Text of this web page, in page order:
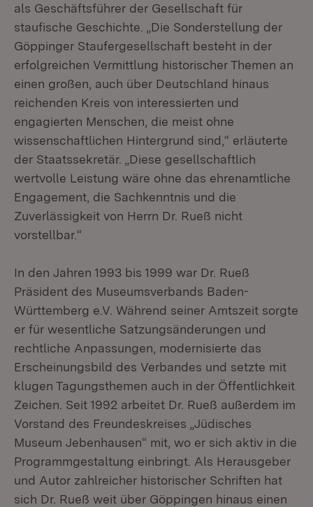
als Geschäftsführer der Gesellschaft für
staufische Geschichte. „Die Sonderstellung der
Göppinger Staufergesellschaft besteht in der
erfolgreichen Vermittlung historischer Themen an
einen großen, auch über Deutschland hinaus
reichenden Kreis von interessierten und
engagierten Menschen, die meist ohne
wissenschaftlichen Hintergrund sind,“ erläuterte
der Staatssekretär. „Diese gesellschaftlich
wertvolle Leistung wäre ohne das ehrenamtliche
Engagement, die Sachkenntnis und die
Zuverlässigkeit von Herrn Dr. Rueß nicht
vorstellbar.“
In den Jahren 1993 bis 1999 war Dr. Rueß
Präsident des Museumsverbands Baden-
Württemberg e.V. Während seiner Amtszeit sorgte
er für wesentliche Satzungsänderungen und
rechtliche Anpassungen, modernisierte das
Erscheinungsbild des Verbandes und setzte mit
klugen Tagungsthemen auch in der Öffentlichkeit
Zeichen. Seit 1992 arbeitet Dr. Rueß außerdem im
Vorstand des Freundeskreises „Jüdisches
Museum Jebenhausen“ mit, wo er sich aktiv in die
Programmgestaltung einbringt. Als Herausgeber
und Autor zahlreicher historischer Schriften hat
sich Dr. Rueß weit über Göppingen hinaus einen